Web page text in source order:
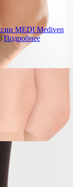
MEDI Mediven
Подробнее